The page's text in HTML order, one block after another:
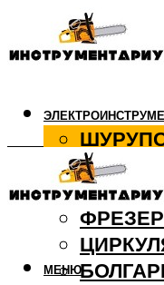
ДРЕЛЬ
ФРЕЗЕР
МЕНЮ